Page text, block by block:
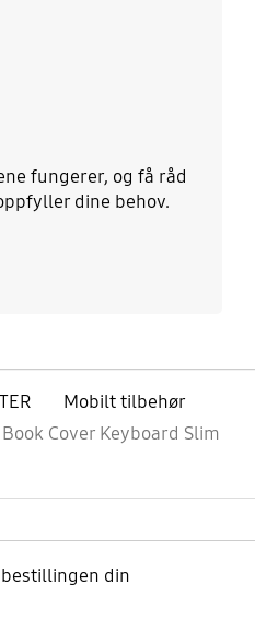
fungerer, og få råd
dine behov.
Mobilt tilbehør
Cover Keyboard Slim
din